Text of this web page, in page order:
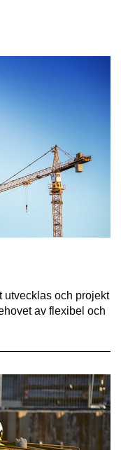
utvecklas och projekt
av flexibel och